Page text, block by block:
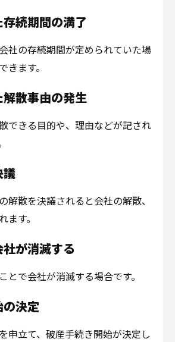
続期間の満了
社の存続期間が定められていた場
きます。
散事由の発生
できる目的や、理由などが記され
議
解散を決議されると会社の解散、
ます。
が消滅する
とで会社が消滅する場合です。
決定
申立て、破産手続き開始が決定し